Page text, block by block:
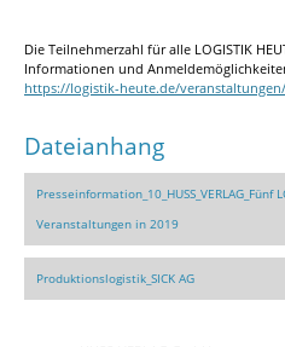
Die Teilnehmerzahl für alle LOGISTIK
Informationen und
https://logistik-heute.de/
Dateianhang
Presseinformation_10_HUSS_VERLAG_Fünf
Veranstaltungen in 2019
Produktionslogistik_SICK AG